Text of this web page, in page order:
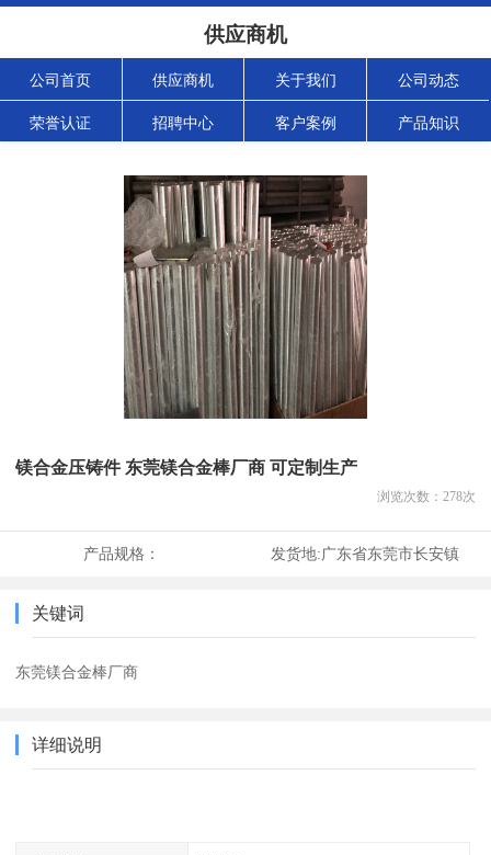
供应商机
公司首页 供应商机 关于我们 公司动态
荣誉认证 招聘中心 客户案例 产品知识
镁合金压铸件 东莞镁合金棒厂商 可定制生产
浏览次数： 278次
产品规格： 发货地:广东省东莞市长安镇
关键词
东莞镁合金棒厂商
详细说明